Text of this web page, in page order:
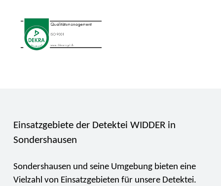
Einsatzgebiete der Detektei WIDDER in
Sondershausen
Sondershausen und seine Umgebung bieten eine
Vielzahl von Einsatzgebieten für unsere Detektei.